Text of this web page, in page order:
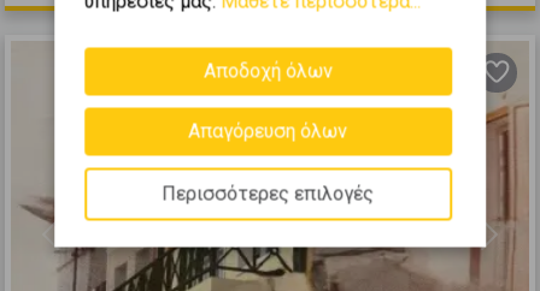
Previous Next
Αποδοχή όλων
Απαγόρευση όλων
Περισσότερες επιλογές